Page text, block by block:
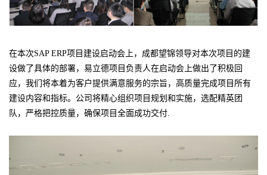
在本次SAP ERP项目建设启动会上，成都望锦领导对本次项目的建
设做了具体的部署，易立德项目负责人在启动会上做出了积极回
应，我们将本着为客户提供满意服务的宗旨，高质量完成项目所有
建设内容和指标。公司将精心组织项目规划和实施，选配精英团
队，严格把控质量，确保项目全面成功交付.